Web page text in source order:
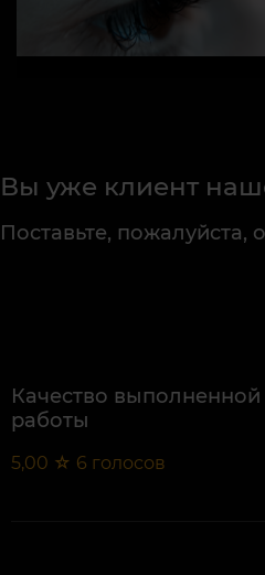
Вы уже клиент
Поставьте, пожалуйста,
Качество выполненной
работы
5,00 ☆ 6 голосов